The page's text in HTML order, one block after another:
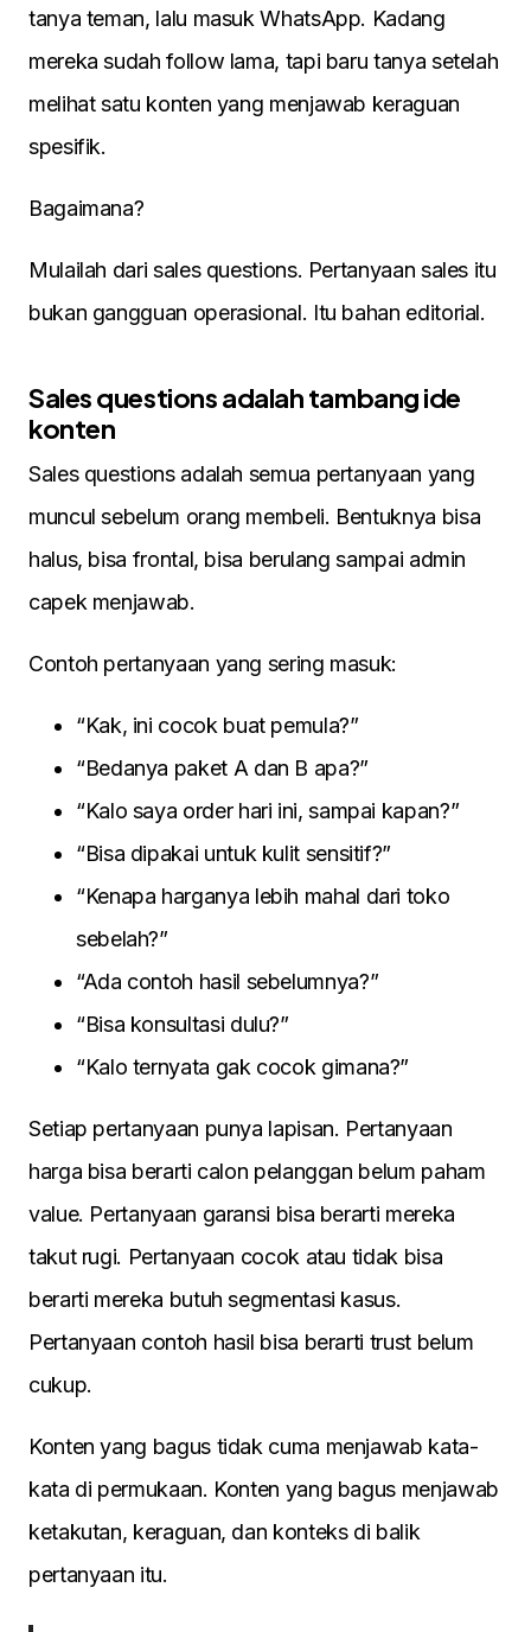
tanya teman, lalu masuk WhatsApp. Kadang
mereka sudah follow lama, tapi baru tanya setelah
melihat satu konten yang menjawab keraguan
spesifik.
Bagaimana?
Mulailah dari sales questions. Pertanyaan sales itu
bukan gangguan operasional. Itu bahan editorial.
Sales questions adalah tambang ide
konten
Sales questions adalah semua pertanyaan yang
muncul sebelum orang membeli. Bentuknya bisa
halus, bisa frontal, bisa berulang sampai admin
capek menjawab.
Contoh pertanyaan yang sering masuk:
“Kak, ini cocok buat pemula?”
“Bedanya paket A dan B apa?”
“Kalo saya order hari ini, sampai kapan?”
“Bisa dipakai untuk kulit sensitif?”
“Kenapa harganya lebih mahal dari toko
sebelah?”
“Ada contoh hasil sebelumnya?”
“Bisa konsultasi dulu?”
“Kalo ternyata gak cocok gimana?”
Setiap pertanyaan punya lapisan. Pertanyaan
harga bisa berarti calon pelanggan belum paham
value. Pertanyaan garansi bisa berarti mereka
takut rugi. Pertanyaan cocok atau tidak bisa
berarti mereka butuh segmentasi kasus.
Pertanyaan contoh hasil bisa berarti trust belum
cukup.
Konten yang bagus tidak cuma menjawab kata-
kata di permukaan. Konten yang bagus menjawab
ketakutan, keraguan, dan konteks di balik
pertanyaan itu.